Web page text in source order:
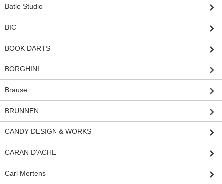
Batle Studio
BIC
BOOK DARTS
BORGHINI
Brause
BRUNNEN
CANDY DESIGN & WORKS
CARAN D'ACHE
Carl Mertens